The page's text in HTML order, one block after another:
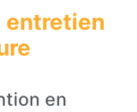
entretien
en